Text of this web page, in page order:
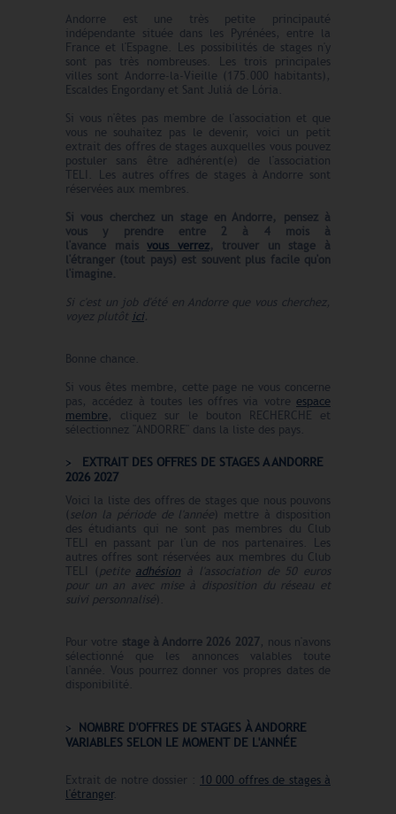
Andorre est une très petite principauté
indépendante située dans les Pyrénées, entre la
France et l'Espagne. Les possibilités de stages n'y
sont pas très nombreuses. Les trois principales
villes sont Andorre-la-Vieille (175.000 habitants),
Escaldes Engordany et Sant Juliá de Lória.
Si vous n'êtes pas membre de l'association et que
vous ne souhaitez pas le devenir, voici un petit
extrait des offres de stages auxquelles vous pouvez
postuler sans être adhérent(e) de l'association
TELI. Les autres offres de stages à Andorre sont
réservées aux membres.
Si vous cherchez un stage en Andorre, pensez à
vous y prendre entre 2 à 4 mois à
l'avance maisvous verrez, trouver un stage à
l'étranger (tout pays) est souvent plus facile qu'on
l'imagine.
Si c'est un job d'été en Andorre que vous cherchez,
voyez plutôt ici.
Bonne chance.
Si vous êtes membre, cette page ne vous concerne
pas, accédez à toutes les offres via votre espace
membre, cliquez sur le bouton RECHERCHE et
sélectionnez "ANDORRE" dans la liste des pays.
EXTRAIT DES OFFRES DE STAGES A ANDORRE
2026 2027
Voici la liste des offres de stages que nous pouvons
(selon la période de l'année ) mettre à disposition
des étudiants qui ne sont pas membres du Club
TELI en passant par l'un de nos partenaires. Les
autres offres sont réservées aux membres du Club
TELI (petite adhésion à l'association de 50 euros
pour un an avec mise à disposition du réseau et
suivi personnalisé ).
Pour votre stage à Andorre 2026 2027, nous n'avons
sélectionné que les annonces valables toute
l'année. Vous pourrez donner vos propres dates de
disponibilité.
NOMBRE D'OFFRES DE STAGES À ANDORRE
VARIABLES SELON LE MOMENT DE L'ANNÉE
Extrait de notre dossier : 10 000 offres de stages à
l'étranger.